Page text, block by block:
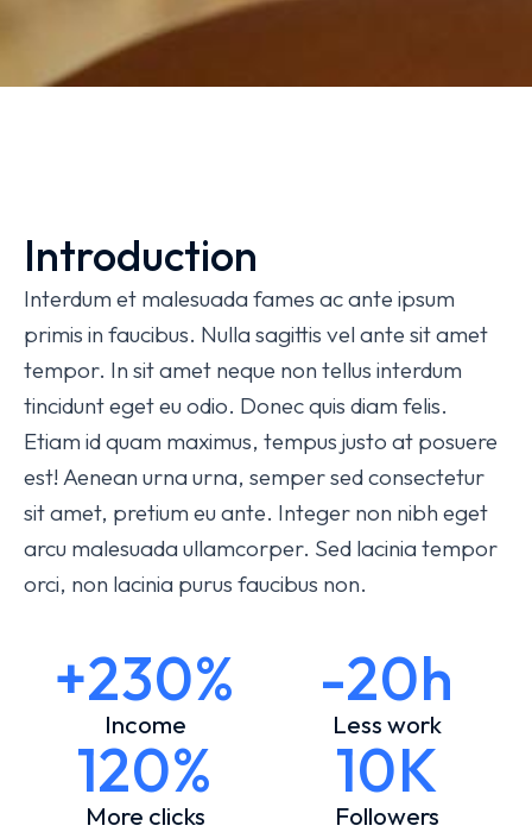
Introduction
Interdum et malesuada fames ac ante ipsum
primis in faucibus. Nulla sagittis vel ante sit amet
tempor. In sit amet neque non tellus interdum
tincidunt eget eu odio. Donec quis diam felis.
Etiam id quam maximus, tempus justo at posuere
est! Aenean urna urna, semper sed consectetur
sit amet, pretium eu ante. Integer non nibh eget
arcu malesuada ullamcorper. Sed lacinia tempor
orci, non lacinia purus faucibus non.
+230%
Income
-20h
Less work
120%
More clicks
10K
Followers